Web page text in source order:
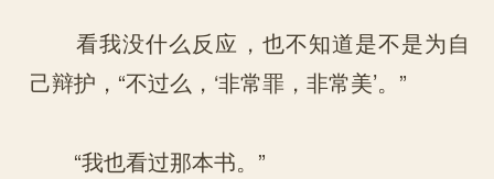
看我没什么反应，也不知道是不是为自
己辩护，“不过么，‘非常罪，非常美’。”
“我也看过那本书。”